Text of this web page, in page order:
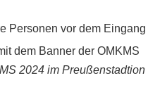
2024 im Preußenstadtion